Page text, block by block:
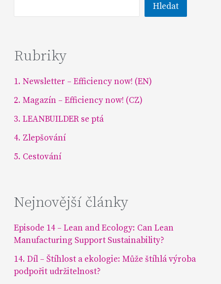
Hledat
Rubriky
1. Newsletter – Efficiency now! (EN)
2. Magazín – Efficiency now! (CZ)
3. LEANBUILDER se ptá
4. Zlepšování
5. Cestování
Nejnovější články
Episode 14 – Lean and Ecology: Can Lean
Manufacturing Support Sustainability?
14. Díl – Štíhlost a ekologie: Může štíhlá výroba
podpořit udržitelnost?